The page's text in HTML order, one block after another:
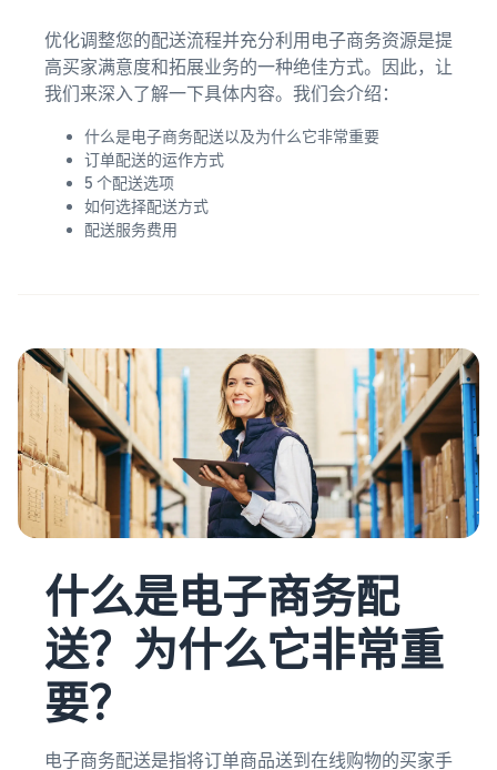
在亚
马逊
商城
拓展
品牌
的指
南
了解如
何区分
外包
您的
供应
链
获得面
向多个
销售渠
道的端
卖家
案例
了解卖
家如何
在亚马
逊商城
获得成
功
优化调整您的配送流程并充分利用电子商务资源是提
高买家满意度和拓展业务的一种绝佳方式。因此，让
我们来深入了解一下具体内容。我们会介绍：
什么是电子商务配送以及为什么它非常重要
订单配送的运作方式
5 个配送选项
如何选择配送方式
配送服务费用
什么是电子商务配
送？为什么它非常重
要？
电子商务配送是指将订单商品送到在线购物的买家手